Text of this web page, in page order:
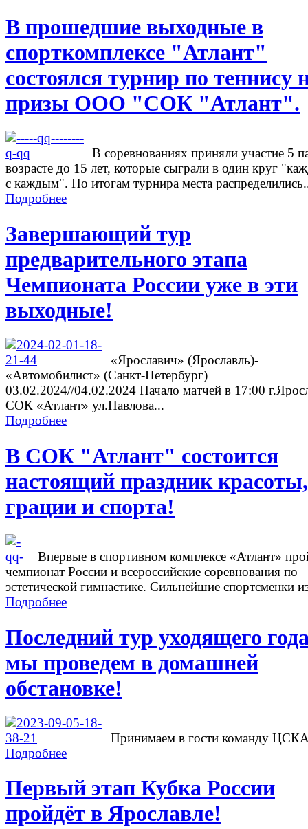
В прошедшие выходные в
спорткомплексе "Атлант"
состоялся турнир по теннису
призы ООО "СОК "Атлант".
В соревнованиях приняли участие 5
возрасте до 15 лет, которые сыграли в один круг
с каждым". По итогам турнира места
Подробнее
Завершающий тур
предварительного этапа
Чемпионата России уже в эти
выходные!
«Ярославич» (Ярославль)-
«Автомобилист» (Санкт-Петербург)
03.02.2024//04.02.2024 Начало матчей в 17:00
СОК «Атлант» ул.Павлова...
Подробнее
В СОК "Атлант" состоится
настоящий праздник красоты,
грации и спорта!
Впервые в спортивном комплексе «Атлант»
чемпионат России и всероссийские соревнования по
эстетической гимнастике. Сильнейшие спортсменки
Подробнее
Последний тур уходящего
мы проведем в домашней
обстановке!
Принимаем в гости команду
Подробнее
Первый этап Кубка России
пройдёт в Ярославле!